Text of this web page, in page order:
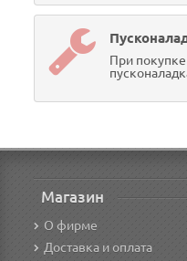
При
Магазин
О фирме
Доставка и оплата